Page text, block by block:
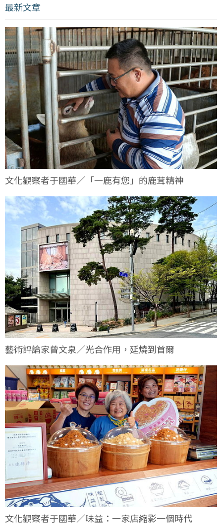
最新文章
文化觀察者于國華／「一鹿有您」的鹿茸精神
藝術評論家曾文泉／光合作用，延燒到首爾
文化觀察者于國華／味益：一家店縮影一個時代